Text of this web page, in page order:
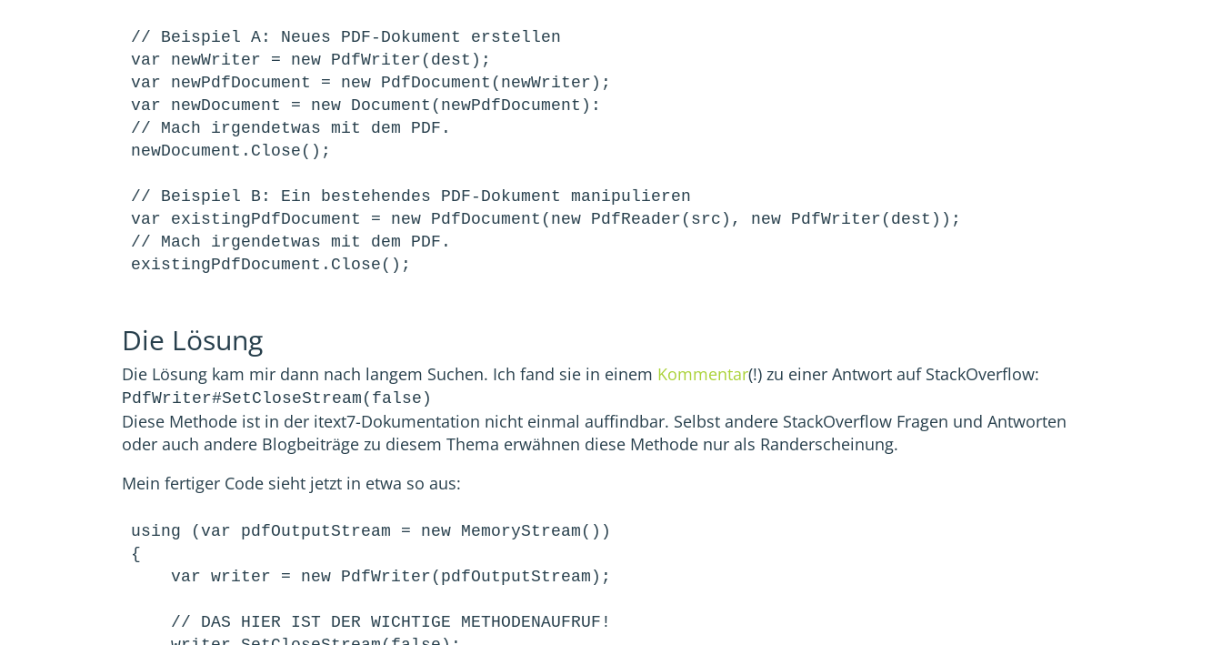
// Beispiel A: Neues PDF-Dokument erstellen
var newWriter = new PdfWriter(dest);
var newPdfDocument = new PdfDocument(newWriter);
var newDocument = new Document(newPdfDocument):
// Mach irgendetwas mit dem PDF.
newDocument.Close();
// Beispiel B: Ein bestehendes PDF-Dokument manipulieren
var existingPdfDocument = new PdfDocument(new PdfReader(src), new PdfWriter(dest));
// Mach irgendetwas mit dem PDF.
existingPdfDocument.Close();
Die Lösung
Die Lösung kam mir dann nach langem Suchen. Ich fand sie in einem Kommentar(!) zu einer Antwort auf StackOverflow:
PdfWriter#SetCloseStream(false)
Diese Methode ist in der itext7-Dokumentation nicht einmal auffindbar. Selbst andere StackOverflow Fragen und Antworten
oder auch andere Blogbeiträge zu diesem Thema erwähnen diese Methode nur als Randerscheinung.
Mein fertiger Code sieht jetzt in etwa so aus:
using (var pdfOutputStream = new MemoryStream())
{
    var writer = new PdfWriter(pdfOutputStream);